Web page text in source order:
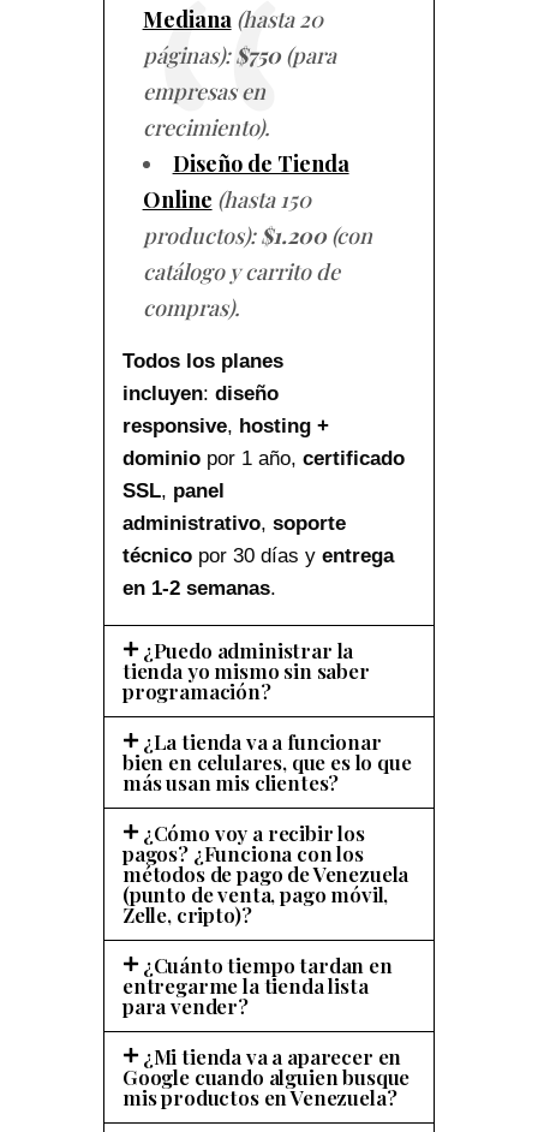
Mediana(hasta 20
páginas):$750(para
empresas en
crecimiento).
Diseño de Tienda
Online (hasta 150
productos):$1.200(con
catálogo y carrito de
compras).
Todos los planes
incluyen: diseño
responsive, hosting +
dominio por 1 año, certificado
SSL, panel
administrativo, soporte
técnico por 30 días y entrega
en 1-2 semanas.
¿Puedo administrar la
tienda yo mismo sin saber
programación?
¿La tienda va a funcionar
bien en celulares, que es lo que
más usan mis clientes?
¿Cómo voy a recibir los
pagos? ¿Funciona con los
métodos de pago de Venezuela
(punto de venta, pago móvil,
Zelle, cripto)?
¿Cuánto tiempo tardan en
entregarme la tienda lista
para vender?
¿Mi tienda va a aparecer en
Google cuando alguien busque
mis productos en Venezuela?